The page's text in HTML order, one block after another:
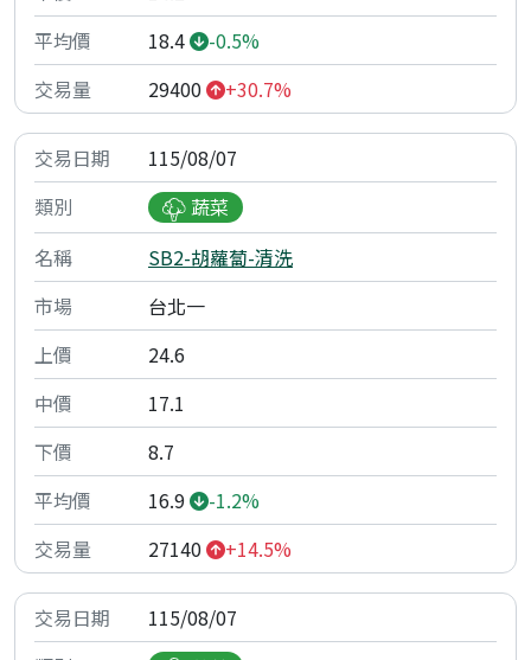
18.4
-0.5%
29400
+30.7%
115/08/07
蔬菜
SB2-胡蘿蔔-清洗
台北一
24.6
17.1
8.7
16.9
-1.2%
27140
+14.5%
115/08/07